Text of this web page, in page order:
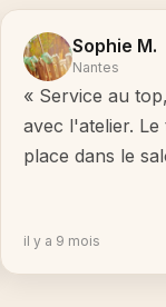
Sophie M.
Nantes
« Service au
avec l'atelier.
place dans le
il y a 9 mois